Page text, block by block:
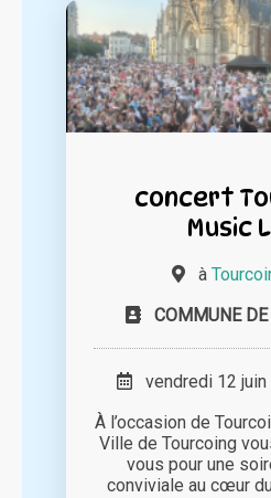
concert
Music
à
COMMUNE
vendredi 12 juin
À l’occasion de
Ville de Tourcoing
vous pour une
conviviale au cœur